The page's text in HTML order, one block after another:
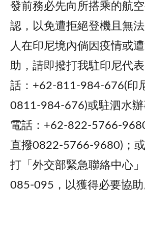
發前務必先向所搭乘的航
認，以免遭拒絕登機且無
人在印尼境內倘因疫情或
助，請即撥打我駐印尼代
話：+62-811-984-676(印
0811-984-676)或駐泗水
電話：+62-822-5766-
直撥0822-5766-9680)；
打「外交部緊急聯絡中心
085-095，以獲得必要協助